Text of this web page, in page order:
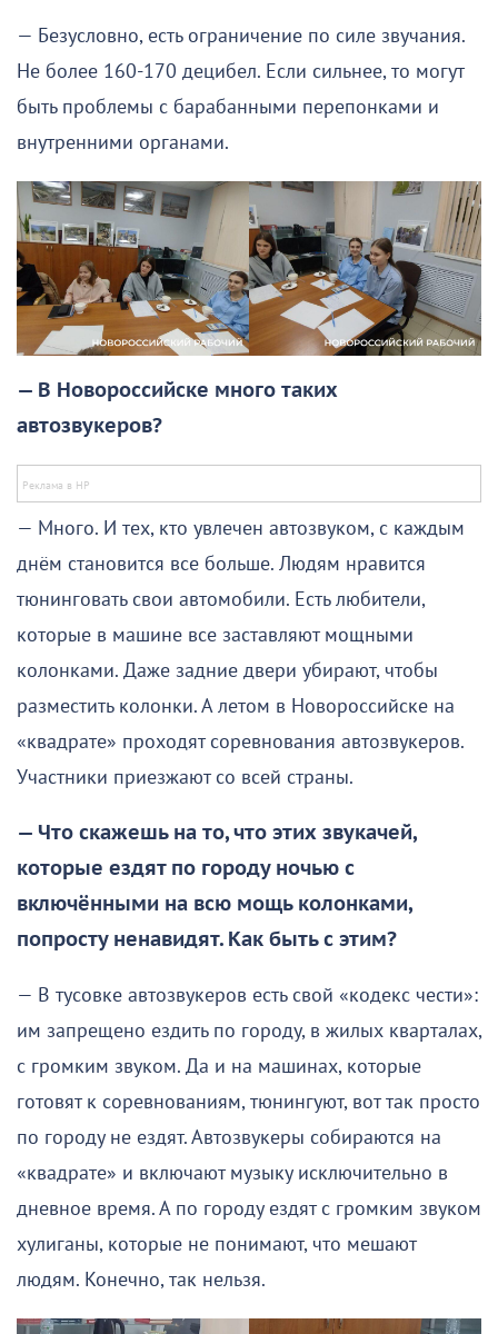
— Безусловно, есть ограничение по силе звучания.
Не более 160-170 децибел. Если сильнее, то могут
быть проблемы с барабанными перепонками и
внутренними органами.
— В Новороссийске много таких
автозвукеров?
— Много. И тех, кто увлечен автозвуком, с каждым
днём становится все больше. Людям нравится
тюнинговать свои автомобили. Есть любители,
которые в машине все заставляют мощными
колонками. Даже задние двери убирают, чтобы
разместить колонки. А летом в Новороссийске на
«квадрате» проходят соревнования автозвукеров.
Участники приезжают со всей страны.
— Что скажешь на то, что этих звукачей,
которые ездят по городу ночью с
включёнными на всю мощь колонками,
попросту ненавидят. Как быть с этим?
— В тусовке автозвукеров есть свой «кодекс чести»:
им запрещено ездить по городу, в жилых кварталах,
с громким звуком. Да и на машинах, которые
готовят к соревнованиям, тюнингуют, вот так просто
по городу не ездят. Автозвукеры собираются на
«квадрате» и включают музыку исключительно в
дневное время. А по городу ездят с громким звуком
хулиганы, которые не понимают, что мешают
людям. Конечно, так нельзя.